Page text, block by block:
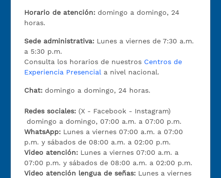
Horario de atención: domingo a domingo, 24
horas.
Sede administrativa: Lunes a viernes de 7:30 a.m.
a 5:30 p.m.
Consulta los horarios de nuestros Centros de
Experiencia Presencial a nivel nacional.
Chat: domingo a domingo, 24 horas.
Redes sociales: (X - Facebook - Instagram)
domingo a domingo, 07:00 a.m. a 07:00 p.m.
WhatsApp: Lunes a viernes 07:00 a.m. a 07:00
p.m. y sábados de 08:00 a.m. a 02:00 p.m.
Video atención: Lunes a viernes 07:00 a.m. a
07:00 p.m. y sábados de 08:00 a.m. a 02:00 p.m.
Video atención lengua de señas: Lunes a viernes